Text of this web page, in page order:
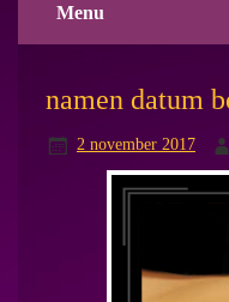
Menu
namen datum
2 november 2017